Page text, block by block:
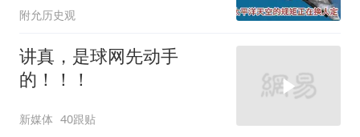
附允历史观
讲真，是球网先动手
的！！！
新媒体 40跟贴